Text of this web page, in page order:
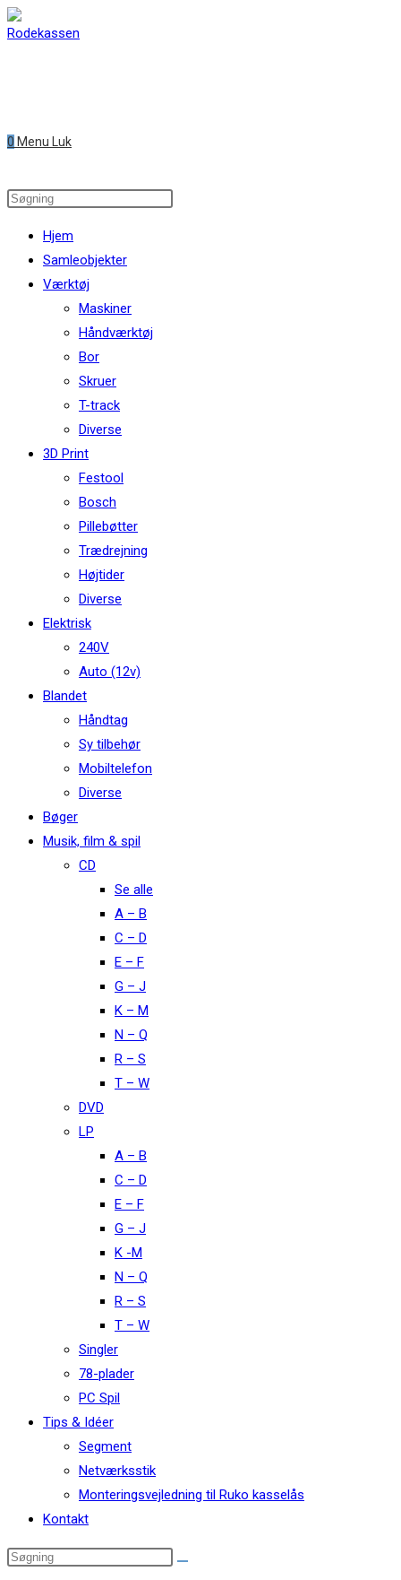
Skip
to
0 Menu Luk
Search
website
Hjem
Samleobjekter
Værktøj
Maskiner
Håndværktøj
Bor
Skruer
T-track
Diverse
3D Print
Festool
Bosch
Pillebøtter
Trædrejning
Højtider
Diverse
Elektrisk
240V
Auto (12v)
Blandet
Håndtag
Sy tilbehør
Mobiltelefon
Diverse
Bøger
Musik, film & spil
CD
Se alle
A – B
C – D
E – F
G – J
K – M
N – Q
R – S
T – W
DVD
LP
A – B
C – D
E – F
G – J
K -M
N – Q
R – S
T – W
Singler
78-plader
PC Spil
Tips & Idéer
Segment
Netværksstik
Monteringsvejledning til Ruko kasselås
Kontakt